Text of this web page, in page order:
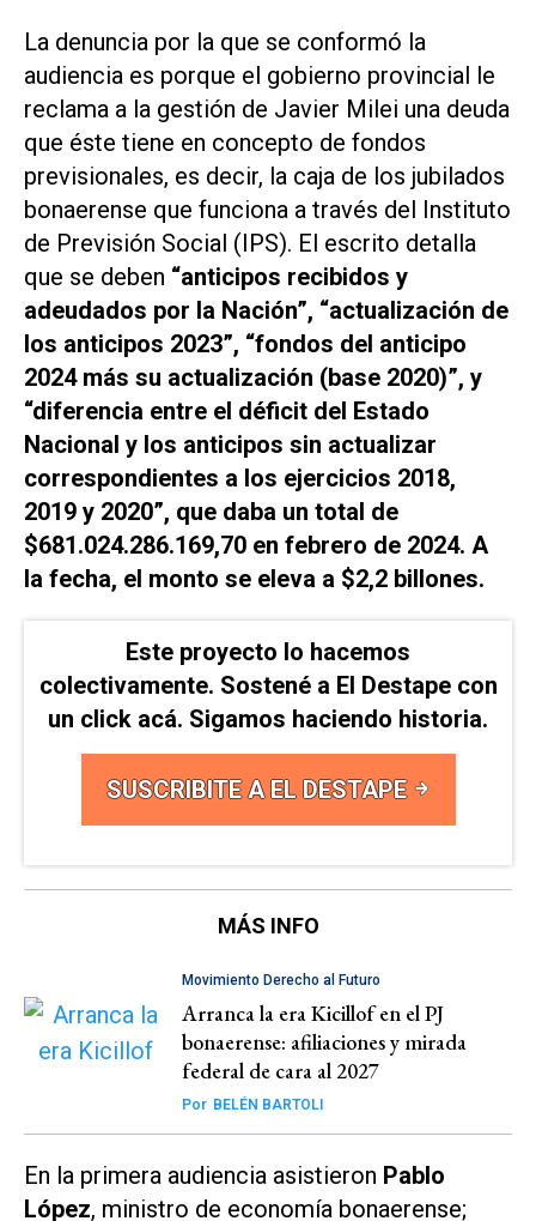
La denuncia por la que se conformó la
audiencia es porque el gobierno provincial le
reclama a la gestión de Javier Milei una deuda
que éste tiene en concepto de fondos
previsionales, es decir, la caja de los jubilados
bonaerense que funciona a través del Instituto
de Previsión Social (IPS). El escrito detalla
que se deben “anticipos recibidos y
adeudados por la Nación”, “actualización de
los anticipos 2023”, “fondos del anticipo
2024 más su actualización (base 2020)”, y
“diferencia entre el déficit del Estado
Nacional y los anticipos sin actualizar
correspondientes a los ejercicios 2018,
2019 y 2020”, que daba un total de
$681.024.286.169,70 en febrero de 2024. A
la fecha, el monto se eleva a $2,2 billones.
Este proyecto lo hacemos
colectivamente. Sostené a El Destape con
un click acá. Sigamos haciendo historia.
SUSCRIBITE A EL DESTAPE
MÁS INFO
Movimiento Derecho al Futuro
Arranca la era Kicillof en el PJ
bonaerense: afiliaciones y mirada
federal de cara al 2027
Por BELÉN BARTOLI
En la primera audiencia asistieron Pablo
López, ministro de economía bonaerense;